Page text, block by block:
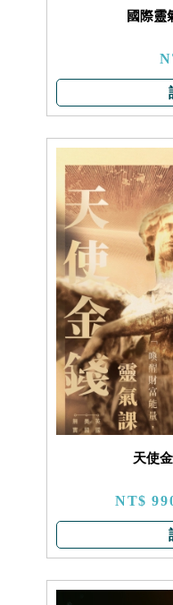
國際靈
天使
NT$